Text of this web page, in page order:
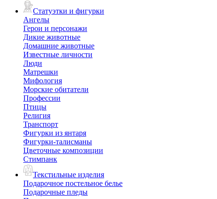
Статуэтки и фигурки
Ангелы
Герои и персонажи
Дикие животные
Домашние животные
Известные личности
Люди
Матрешки
Мифология
Морские обитатели
Профессии
Птицы
Религия
Транспорт
Фигурки из янтаря
Фигурки-талисманы
Цветочные композиции
Стимпанк
Текстильные изделия
Подарочное постельное белье
Подарочные пледы